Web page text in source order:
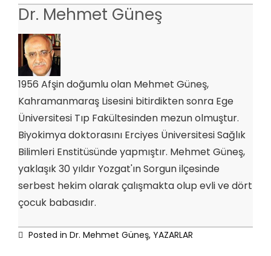
Dr. Mehmet Güneş
1956 Afşin doğumlu olan Mehmet Güneş,
Kahramanmaraş Lisesini bitirdikten sonra Ege
Üniversitesi Tıp Fakültesinden mezun olmuştur.
Biyokimya doktorasını Erciyes Üniversitesi Sağlık
Bilimleri Enstitüsünde yapmıştır. Mehmet Güneş,
yaklaşık 30 yıldır Yozgat'ın Sorgun ilçesinde
serbest hekim olarak çalışmakta olup evli ve dört
çocuk babasıdır.
Posted in Dr. Mehmet Güneş, YAZARLAR